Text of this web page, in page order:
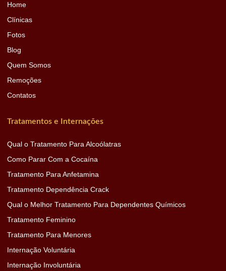
Home
Clínicas
Fotos
Blog
Quem Somos
Remoções
Contatos
Tratamentos e Internações
Qual o Tratamento Para Alcoólatras
Como Parar Com a Cocaína
Tratamento Para Anfetamina
Tratamento Dependência Crack
Qual o Melhor Tratamento Para Dependentes Químicos
Tratamento Feminino
Tratamento Para Menores
Internação Voluntária
Internação Involuntária